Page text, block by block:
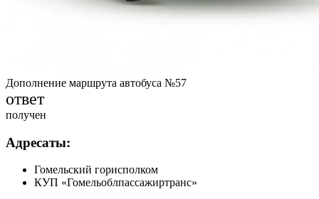
Дополнение маршрута автобуса №57
ответ
получен
Адресаты:
Гомельский горисполком
КУП «Гомельоблпассажиртранс»